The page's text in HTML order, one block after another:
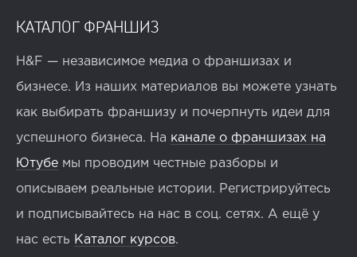
КАТАЛОГ ФРАНШИЗ
H&F — независимое медиа о франшизах и
бизнесе. Из наших материалов вы можете узнать
как выбирать франшизу и почерпнуть идеи для
успешного бизнеса. На канале о франшизах на
Ютубе мы проводим честные разборы и
описываем реальные истории. Регистрируйтесь
и подписывайтесь на нас в соц. сетях. А ещё у
нас есть Каталог курсов.